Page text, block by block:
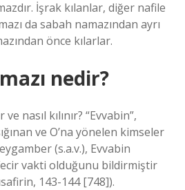
İşrak kılanlar, diğer nafile
da sabah namazından ayrı
önce kılarlar.
nedir?
nasıl kılınır? “Evvabin”,
ve O’na yönelen kimseler
(s.a.v.), Evvabin
vakti olduğunu bildirmiştir
143-144 [748]).